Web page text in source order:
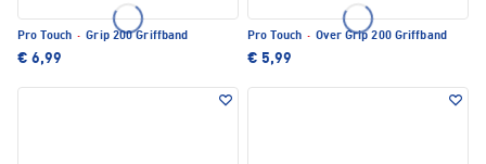
Pro Touch · Grip 200 Griffband
€ 6,99
Pro Touch · Over Grip 200 Griffband
€ 5,99